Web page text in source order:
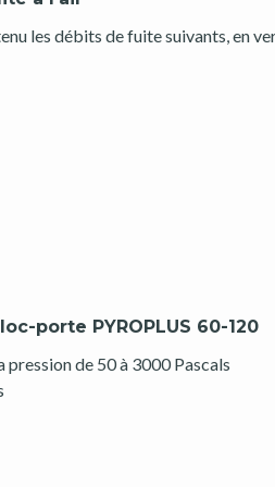
les débits de fuite suivants, en
porte PYROPLUS 60-120
pression de 50 à 3000 Pascals